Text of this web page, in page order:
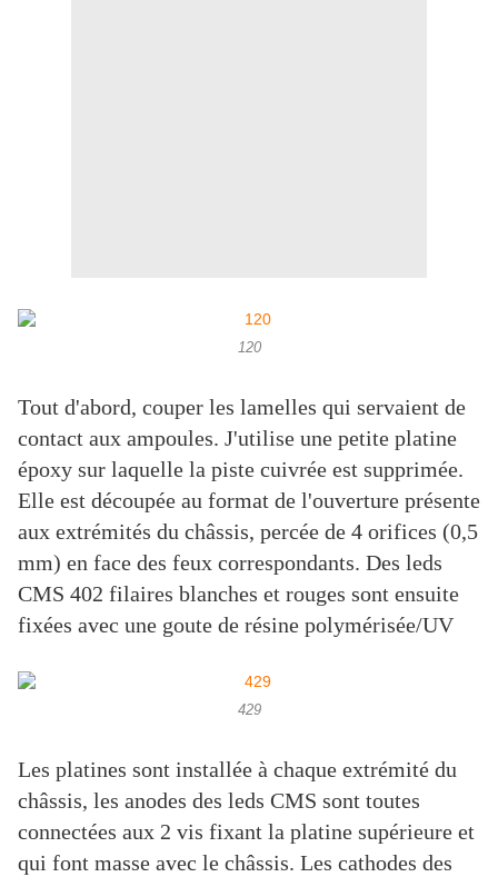
120
Tout d'abord, couper les lamelles qui servaient de
contact aux ampoules. J'utilise une petite platine
époxy sur laquelle la piste cuivrée est supprimée.
Elle est découpée au format de l'ouverture présente
aux extrémités du châssis, percée de 4 orifices (0,5
mm) en face des feux correspondants. Des leds
CMS 402 filaires blanches et rouges sont ensuite
fixées avec une goute de résine polymérisée/UV
429
Les platines sont installée à chaque extrémité du
châssis, les anodes des leds CMS sont toutes
connectées aux 2 vis fixant la platine supérieure et
qui font masse avec le châssis. Les cathodes des